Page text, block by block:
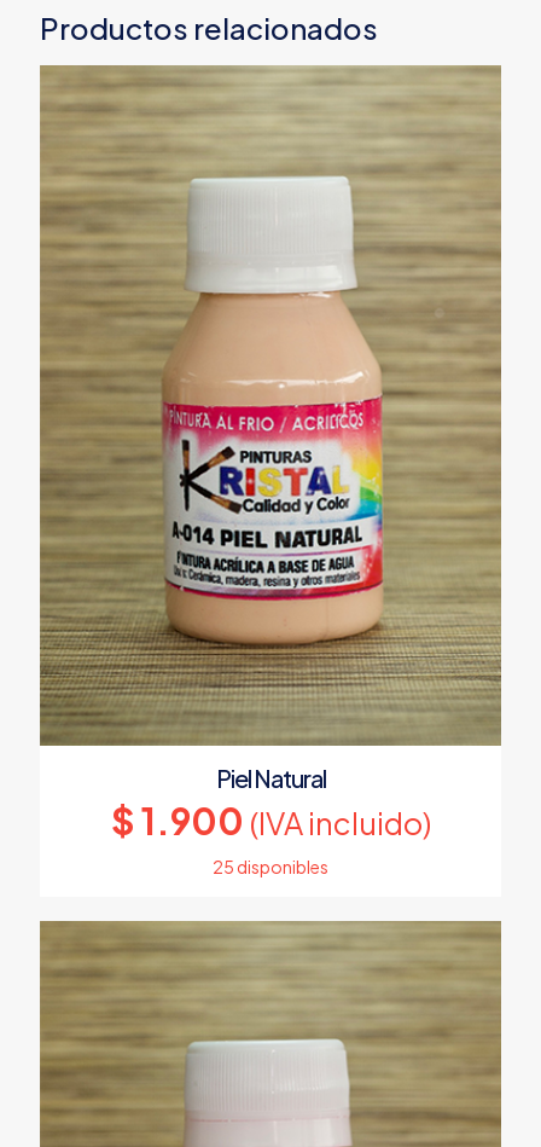
Productos relacionados
Piel Natural
$1.900 (IVA incluido)
25 disponibles
producto
tiene
opciones